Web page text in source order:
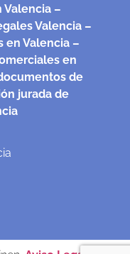
Valencia –
Valencia –
en Valencia –
en
de
jurada de